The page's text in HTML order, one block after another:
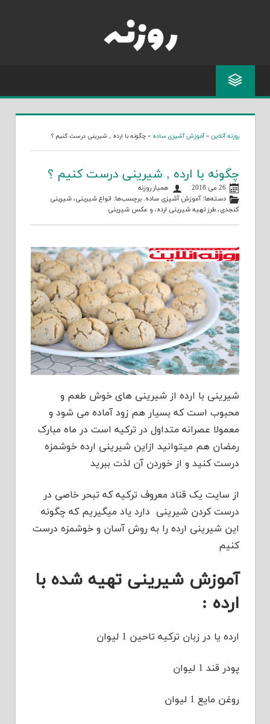
روزنه آنلاین »آموزش آشپزی ساده » چگونه با ارده , شیرینی درست کنیم ؟
چگونه با ارده , شیرینی درست کنیم ؟
26 می 2018
همیار روزنه
دسته‌ها:آموزش آشپزی ساده. برچسب‌ها: انواع شیرینی،شیرینی
کنجدی، طرز تهیه شیرینی ارده، و عکس شیرینی.
شیرینی با ارده از شیرینی های خوش طعم و
محبوب است که بسیار هم زود آماده می شود و
معمولا عصرانه متداول در ترکیه است در ماه مبارک
رمضان هم میتوانید ازاین شیرینی ارده خوشمزه
درست کنید و از خوردن آن لذت ببرید
از سایت یک قناد معروف ترکیه که تبحر خاصی در
درست کردن شیرینی دارد یاد میگیریم که چگونه
این شیرینی ارده را به روش آسان و خوشمزه درست
کنیم
آموزش شیرینی تهیه شده با
ارده :
ارده یا در زبان ترکیه تاحین 1 لیوان
پودر قند 1 لیوان
روغن مایع 1 لیوان